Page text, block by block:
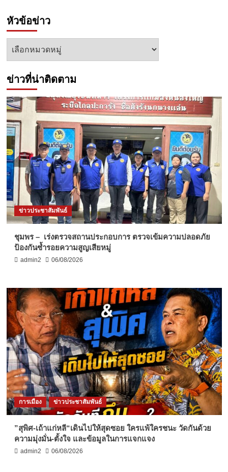
หัวข้อข่าว
หัวข้อ
ข่าวที่น่าติดตาม
ข่าวประชาสัมพันธ์
ชุมพร – เร่งตรวจสถานประกอบการ ตรวจเข้มความปลอดภัย
ป้องกันซ้ำรอยความสูญเสียหมู่
admin2 06/08/2026
การเมือง ข่าวประชาสัมพันธ์
”สุพิศ-เถ้าแก่หลี“เดินไปให้สุดซอย ใครแพ้ใครชนะ วัดกันด้วย
ความมุ่งมั่น-ตั้งใจ และข้อมูลในการแจกแจง
admin2 06/08/2026